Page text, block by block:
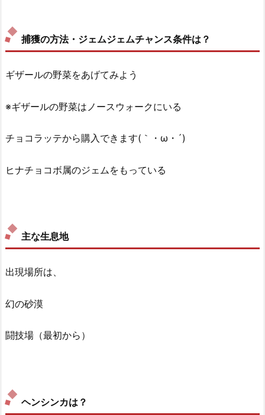
捕獲の方法・ジェムジェムチャンス条件は？
ギザールの野菜をあげてみよう
※ギザールの野菜はノースウォークにいる
チョコラッテから購入できます(｀・ω・´)
ヒナチョコボ属のジェムをもっている
主な生息地
出現場所は、
幻の砂漠
闘技場（最初から）
ヘンシンカは？